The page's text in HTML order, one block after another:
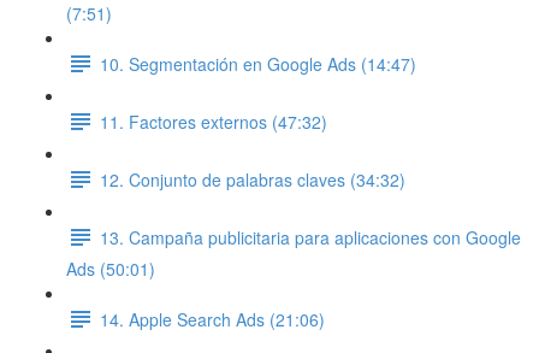
(7:51)
10. Segmentación en Google Ads (14:47)
11. Factores externos (47:32)
12. Conjunto de palabras claves (34:32)
13. Campaña publicitaria para aplicaciones con Google
Ads (50:01)
14. Apple Search Ads (21:06)